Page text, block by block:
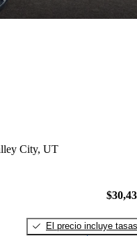
City, UT
El precio incluye tasas